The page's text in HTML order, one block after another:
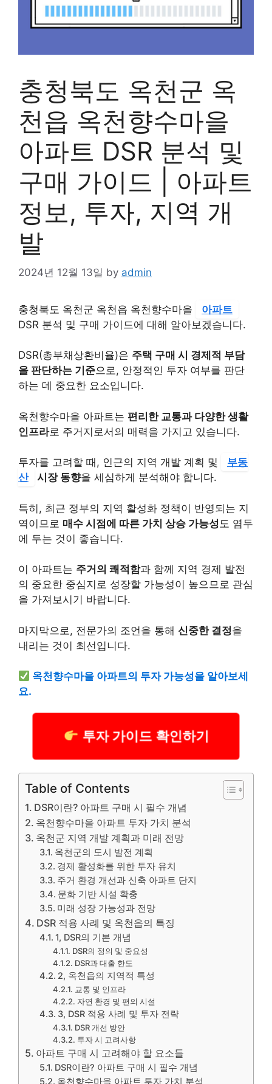
충청북도 옥천군 옥
천읍 옥천향수마을
아파트 DSR 분석 및
구매 가이드 | 아파트
정보, 투자, 지역 개
발
2024년 12월 13일 by admin
충청북도 옥천군 옥천읍 옥천향수마을
아파트
DSR 분석 및 구매 가이드에 대해 알아보겠습니다.
DSR(총부채상환비율)은 주택 구매 시 경제적 부담
을 판단하는 기준으로, 안정적인 투자 여부를 판단
하는 데 중요한 요소입니다.
옥천향수마을 아파트는 편리한 교통과 다양한 생활
인프라로 주거지로서의 매력을 가지고 있습니다.
투자를 고려할 때, 인근의 지역 개발 계획 및
부동
산
시장 동향을 세심하게 분석해야 합니다.
특히, 최근 정부의 지역 활성화 정책이 반영되는 지
역이므로 매수 시점에 따른 가치 상승 가능성 도 염두
에 두는 것이 좋습니다.
이 아파트는 주거의 쾌적함과 함께 지역 경제 발전
의 중요한 중심지로 성장할 가능성이 높으므로 관심
을 가져보시기 바랍니다.
마지막으로, 전문가의 조언을 통해 신중한 결정을
내리는 것이 최선입니다.
옥천향수마을 아파트의 투자 가능성을 알아보세
요.
투자 가이드 확인하기
Table of Contents
DSR이란? 아파트 구매 시 필수 개념
옥천향수마을 아파트 투자 가치 분석
옥천군 지역 개발 계획과 미래 전망
옥천군의 도시 발전 계획
경제 활성화를 위한 투자 유치
주거 환경 개선과 신축 아파트 단지
문화 기반 시설 확충
미래 성장 가능성과 전망
DSR 적용 사례 및 옥천읍의 특징
1, DSR의 기본 개념
DSR의 정의 및 중요성
DSR과 대출 한도
2, 옥천읍의 지역적 특성
교통 및 인프라
자연 환경 및 편의 시설
3, DSR 적용 사례 및 투자 전략
DSR 개선 방안
투자 시 고려사항
아파트 구매 시 고려해야 할 요소들
DSR이란? 아파트 구매 시 필수 개념
옥천향수마을 아파트 투자 가치 분석